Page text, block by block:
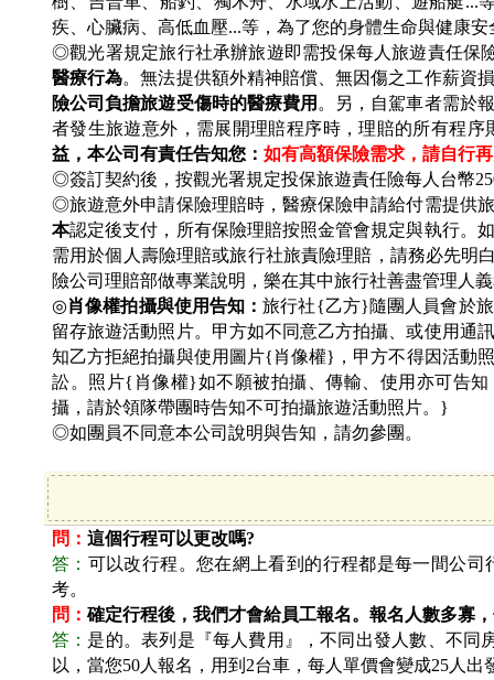
疾、心臟病、高低血壓...等，為了您的身體生命與健康
◎觀光署規定旅行社承辦旅遊即需投保每人旅遊責任保
醫療行為。無法提供額外精神賠償、無因傷之工作薪資
險公司負擔旅遊受傷時的醫療費用 。另，自駕車者需於
者發生旅遊意外，需展開理賠程序時，理賠的所有程
益，本公司有責任告知您： 如有高額保險需求，請自行
◎簽訂契約後，按觀光署規定投保旅遊責任險每人台幣
◎旅遊意外申請保險理賠時，醫療保險申請給付需提供
本認定後支付，所有保險理賠按照金管會規定與執行。
需用於個人壽險理賠或旅行社旅責險理賠，請務必先明
險公司理賠部做專業說明，樂在其中旅行社善盡管理人
◎肖像權拍攝與使用告知：旅行社{乙方}隨團人員會於
留存旅遊活動照片。甲方如不同意乙方拍攝、或使用通
知乙方拒絕拍攝與使用圖片{肖像權}，甲方不得因活動
訟。照片{肖像權}如不願被拍攝、傳輸、使用亦可告
攝，請於領隊帶團時告知不可拍攝旅遊活動照片。}
◎如團員不同意本公司說明與告知，請勿參團。
問： 這個行程可以更改嗎?
答： 可以改行程。您在網上看到的行程都是每一間公
考。
問： 確定行程後，我們才會給員工報名。報名人數多寡
答： 是的。表列是『每人費用』，不同出發人數、不同
以，當您50人報名，用到2台車，每人單價會變成25人出